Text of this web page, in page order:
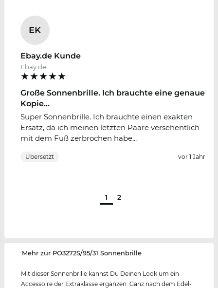
EK
Ebay.de Kunde
Ebay.de
Große Sonnenbrille. Ich brauchte eine genaue
Kopie...
Super Sonnenbrille. Ich brauchte einen exakten
Ersatz, da ich meinen letzten Paare versehentlich
mit dem Fuß zerbrochen habe...
Übersetzt vor 1 Jahr
1 2
‌Mehr zur PO3272S/95/31 Sonnenbrille
Mit dieser Sonnenbrille kannst Du Deinen Look um ein
Accessoire der Extraklasse ergänzen. Ganz nach dem Edel-